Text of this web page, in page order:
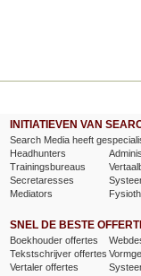
INITIATIEVEN VAN
Search Media heeft
Headhunters
Trainingsbureaus
Secretaresses
Mediators
SNEL DE BESTE
Boekhouder offertes
Tekstschrijver offertes
Vertaler offertes